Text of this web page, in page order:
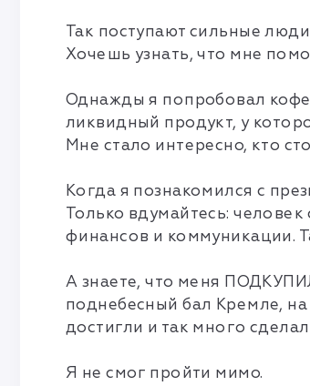
Так поступают сильные
Хочешь узнать, что мне
Однажды я попробовал кофе
ликвидный продукт, у
Мне стало интересно, кто
Когда я познакомился с
Только вдумайтесь:
финансов и коммуникации.
А знаете, что меня
поднебесный бал Кремле,
достигли и так много
Я не смог пройти мимо.